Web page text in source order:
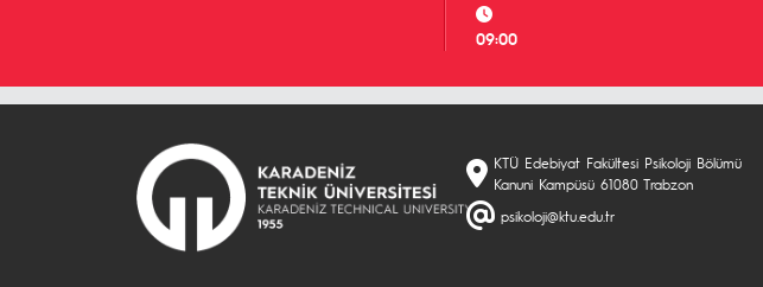
09:00
KTÜ Edebiyat Fakültesi Psikoloji Bölümü
Kanuni Kampüsü 61080 Trabzon
psikoloji@ktu.edu.tr